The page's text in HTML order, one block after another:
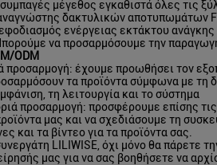
μέγεθος εγκαθιστά όλες τις
δακτυλικών αποτυπωμάτων
ενέργειας εκτάκτου
να προσαρμόσουμε την
ODM
προσαρμογή: έχουμε προωθήσει τον
τα προϊόντα σύμφωνα με τη
τη λειτουργία και το σύστημα
προσαρμογή: προσφέρουμε επίσης
μας και να σχεδιάσουμε τη
και τα βίντεο για τα προϊόντα σας.
LILIWISE, όχι μόνο θα πάρετε
μας για να σας βοηθήσετε να